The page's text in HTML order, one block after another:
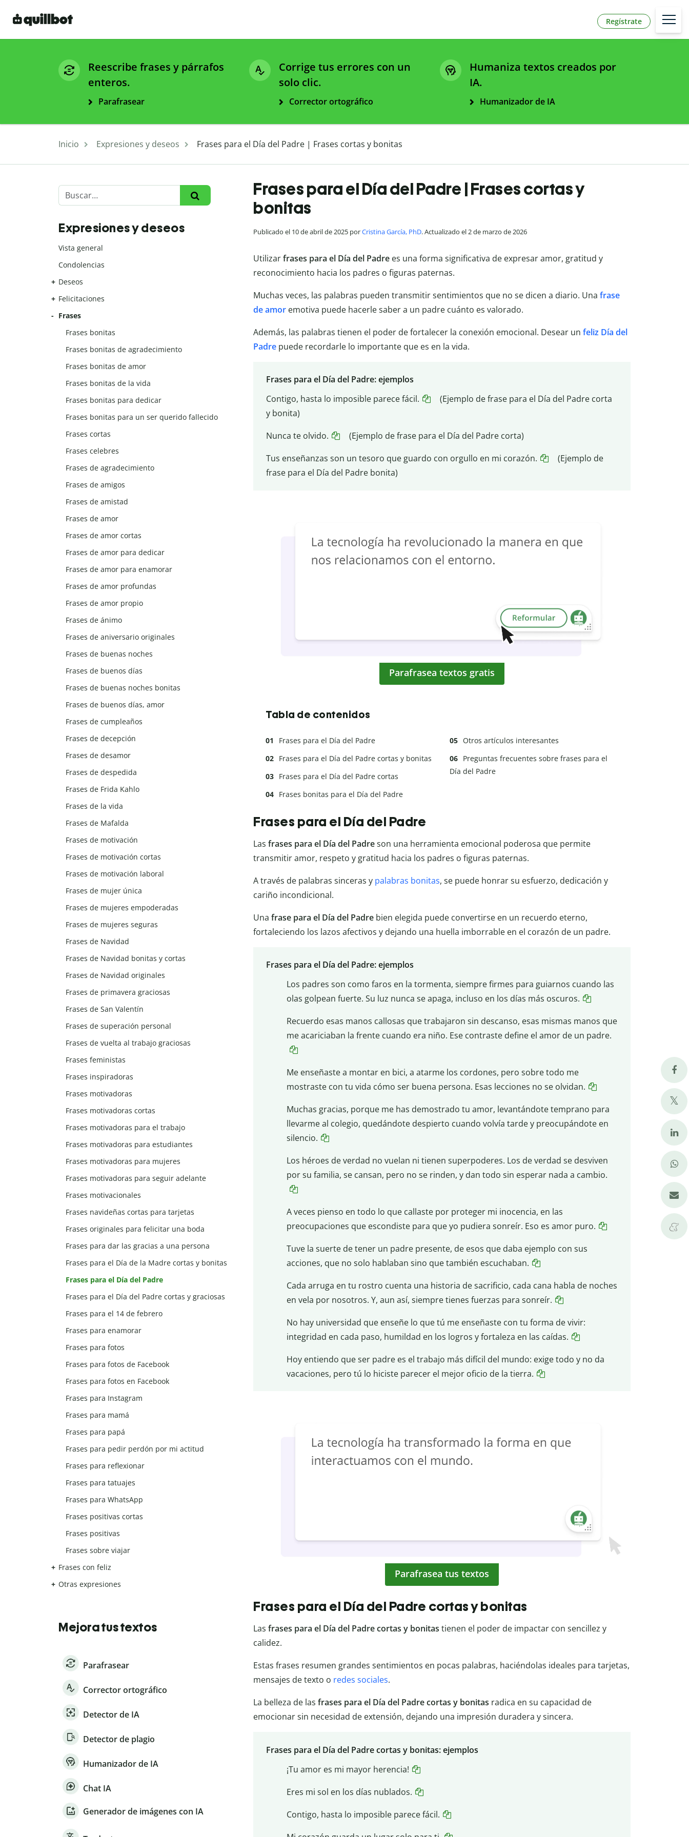
Regístrate
Reescribe frases y párrafos
enteros.
Parafrasear
Corrige tus errores con un
solo clic.
Corrector ortográfico
Humaniza textos creados por
IA.
Humanizador de IA
Inicio Expresiones y deseos Frases para el Día del Padre | Frases cortas y bonitas
Frases para el Día del Padre | Frases cortas y
bonitas
Publicado el 10 de abril de 2025 porCristina García, PhD. Actualizado el 2 de marzo de 2026
Utilizarfrases para el Día del Padre es una forma significativa de expresar amor, gratitud y
reconocimiento hacia los padres o figuras paternas.
Muchas veces, las palabras pueden transmitir sentimientos que no se dicen a diario. Una frase
de amor emotiva puede hacerle saber a un padre cuánto es valorado.
Además, las palabras tienen el poder de fortalecer la conexión emocional. Desear un feliz Día del
Padre puede recordarle lo importante que es en la vida.
Frases para el Día del Padre: ejemplos
Contigo, hasta lo imposible parece fácil.
(Ejemplo de frase para el Día del Padre corta
y bonita)
Nunca te olvido.
(Ejemplo de frase para el Día del Padre corta)
Tus enseñanzas son un tesoro que guardo con orgullo en mi corazón.
(Ejemplo de
frase para el Día del Padre bonita)
Parafrasea textos gratis
Tabla de contenidos
Frases para el Día del Padre
Frases para el Día del Padre cortas y bonitas
Frases para el Día del Padre cortas
Frases bonitas para el Día del Padre
Otros artículos interesantes
Preguntas frecuentes sobre frases para el
Día del Padre
Frases para el Día del Padre
Las frases para el Día del Padreson una herramienta emocional poderosa que permite
transmitir amor, respeto y gratitud hacia los padres o figuras paternas.
A través de palabras sinceras y palabras bonitas, se puede honrar su esfuerzo, dedicación y
cariño incondicional.
Una frase para el Día del Padre bien elegida puede convertirse en un recuerdo eterno,
fortaleciendo los lazos afectivos y dejando una huella imborrable en el corazón de un padre.
Frases para el Día del Padre: ejemplos
Los padres son como faros en la tormenta, siempre firmes para guiarnos cuando las
olas golpean fuerte. Su luz nunca se apaga, incluso en los días más oscuros.
Recuerdo esas manos callosas que trabajaron sin descanso, esas mismas manos que
me acariciaban la frente cuando era niño. Ese contraste define el amor de un padre.
Me enseñaste a montar en bici, a atarme los cordones, pero sobre todo me
mostraste con tu vida cómo ser buena persona. Esas lecciones no se olvidan.
Muchas gracias, porque me has demostrado tu amor, levantándote temprano para
llevarme al colegio, quedándote despierto cuando volvía tarde y preocupándote en
silencio.
Los héroes de verdad no vuelan ni tienen superpoderes. Los de verdad se desviven
por su familia, se cansan, pero no se rinden, y dan todo sin esperar nada a cambio.
A veces pienso en todo lo que callaste por proteger mi inocencia, en las
preocupaciones que escondiste para que yo pudiera sonreír. Eso es amor puro.
Tuve la suerte de tener un padre presente, de esos que daba ejemplo con sus
acciones, que no solo hablaban sino que también escuchaban.
Cada arruga en tu rostro cuenta una historia de sacrificio, cada cana habla de noches
en vela por nosotros. Y, aun así, siempre tienes fuerzas para sonreír.
No hay universidad que enseñe lo que tú me enseñaste con tu forma de vivir:
integridad en cada paso, humildad en los logros y fortaleza en las caídas.
Hoy entiendo que ser padre es el trabajo más difícil del mundo: exige todo y no da
vacaciones, pero tú lo hiciste parecer el mejor oficio de la tierra.
Parafrasea tus textos
Frases para el Día del Padre cortas y bonitas
Las frases para el Día del Padre cortas y bonitas tienen el poder de impactar con sencillez y
calidez.
Estas frases resumen grandes sentimientos en pocas palabras, haciéndolas ideales para tarjetas,
mensajes de texto o redes sociales.
La belleza de las frases para el Día del Padre cortas y bonitas radica en su capacidad de
emocionar sin necesidad de extensión, dejando una impresión duradera y sincera.
Frases para el Día del Padre cortas y bonitas: ejemplos
¡Tu amor es mi mayor herencia!
Eres mi sol en los días nublados.
Contigo, hasta lo imposible parece fácil.
Expresiones y deseos
Vista general
Condolencias
Deseos
Felicitaciones
Frases
Frases bonitas
Frases bonitas de agradecimiento
Frases bonitas de amor
Frases bonitas de la vida
Frases bonitas para dedicar
Frases bonitas para un ser querido fallecido
Frases cortas
Frases celebres
Frases de agradecimiento
Frases de amigos
Frases de amistad
Frases de amor
Frases de amor cortas
Frases de amor para dedicar
Frases de amor para enamorar
Frases de amor profundas
Frases de amor propio
Frases de ánimo
Frases de aniversario originales
Frases de buenas noches
Frases de buenos días
Frases de buenas noches bonitas
Frases de buenos días, amor
Frases de cumpleaños
Frases de decepción
Frases de desamor
Frases de despedida
Frases de Frida Kahlo
Frases de la vida
Frases de Mafalda
Frases de motivación
Frases de motivación cortas
Frases de motivación laboral
Frases de mujer única
Frases de mujeres empoderadas
Frases de mujeres seguras
Frases de Navidad
Frases de Navidad bonitas y cortas
Frases de Navidad originales
Frases de primavera graciosas
Frases de San Valentín
Frases de superación personal
Frases de vuelta al trabajo graciosas
Frases feministas
Frases inspiradoras
Frases motivadoras
Frases motivadoras cortas
Frases motivadoras para el trabajo
Frases motivadoras para estudiantes
Frases motivadoras para mujeres
Frases motivadoras para seguir adelante
Frases motivacionales
Frases navideñas cortas para tarjetas
Frases originales para felicitar una boda
Frases para dar las gracias a una persona
Frases para el Día de la Madre cortas y bonitas
Frases para el Día del Padre
Frases para el Día del Padre cortas y graciosas
Frases para el 14 de febrero
Frases para enamorar
Frases para fotos
Frases para fotos de Facebook
Frases para fotos en Facebook
Frases para Instagram
Frases para mamá
Frases para papá
Frases para pedir perdón por mi actitud
Frases para reflexionar
Frases para tatuajes
Frases para WhatsApp
Frases positivas cortas
Frases positivas
Frases sobre viajar
Frases con feliz
Otras expresiones
Mejora tus textos
Parafrasear
Corrector ortográfico
Detector de IA
Detector de plagio
Humanizador de IA
Chat IA
Generador de imágenes con IA